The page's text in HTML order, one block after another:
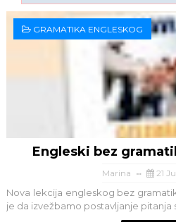
GRAMATIKA ENGLESKOG
Engleski bez
Marina 21
Nova lekcija engleskog bez
je da izvežbamo postavljanje pitanja